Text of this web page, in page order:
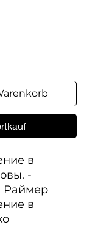
в
-
Раймер
в